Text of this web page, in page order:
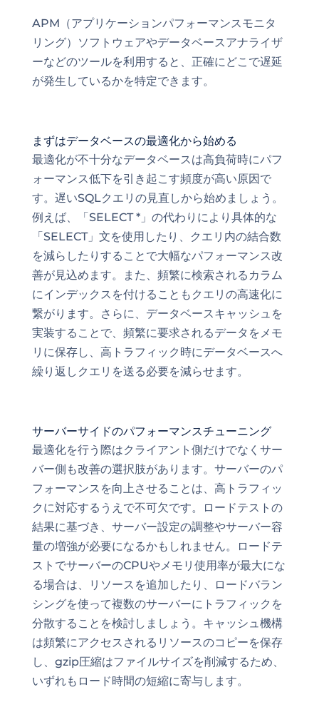
APM（アプリケーションパフォーマンスモニタ
リング）ソフトウェアやデータベースアナライザ
ーなどのツールを利用すると、正確にどこで遅延
が発生しているかを特定できます。
まずはデータベースの最適化から始める
最適化が不十分なデータベースは高負荷時にパフ
ォーマンス低下を引き起こす頻度が高い原因で
す。遅いSQLクエリの見直しから始めましょう。
例えば、「SELECT *」の代わりにより具体的な
「SELECT」文を使用したり、クエリ内の結合数
を減らしたりすることで大幅なパフォーマンス改
善が見込めます。また、頻繁に検索されるカラム
にインデックスを付けることもクエリの高速化に
繋がります。さらに、データベースキャッシュを
実装することで、頻繁に要求されるデータをメモ
リに保存し、高トラフィック時にデータベースへ
繰り返しクエリを送る必要を減らせます。
サーバーサイドのパフォーマンスチューニング
最適化を行う際はクライアント側だけでなくサー
バー側も改善の選択肢があります。サーバーのパ
フォーマンスを向上させることは、高トラフィッ
クに対応するうえで不可欠です。ロードテストの
結果に基づき、サーバー設定の調整やサーバー容
量の増強が必要になるかもしれません。ロードテ
ストでサーバーのCPUやメモリ使用率が最大にな
る場合は、リソースを追加したり、ロードバラン
シングを使って複数のサーバーにトラフィックを
分散することを検討しましょう。キャッシュ機構
は頻繁にアクセスされるリソースのコピーを保存
し、gzip圧縮はファイルサイズを削減するため、
いずれもロード時間の短縮に寄与します。